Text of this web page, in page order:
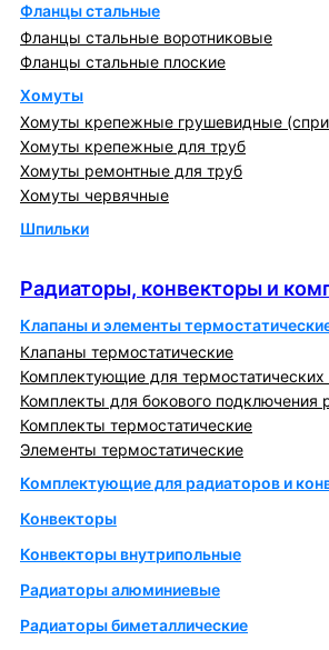
Фланцы стальные
Фланцы стальные воротниковые
Фланцы стальные плоские
Хомуты
Хомуты крепежные грушевидные
Хомуты крепежные для труб
Хомуты ремонтные для труб
Хомуты червячные
Шпильки
Радиаторы, конвекторы и
Клапаны и элементы
Клапаны термостатические
Комплектующие для термостатических
Комплекты для бокового подключения
Комплекты термостатические
Элементы термостатические
Комплектующие для радиаторов и
Конвекторы
Конвекторы внутрипольные
Радиаторы алюминиевые
Радиаторы биметаллические